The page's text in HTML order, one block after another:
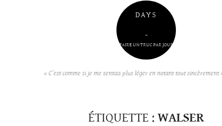
DAYS
–
FAIRE UN TRUC PAR JOUR
« C’est comme si je me sentais plus léger en notant tout sincèrement
ÉTIQUETTE : WALSER